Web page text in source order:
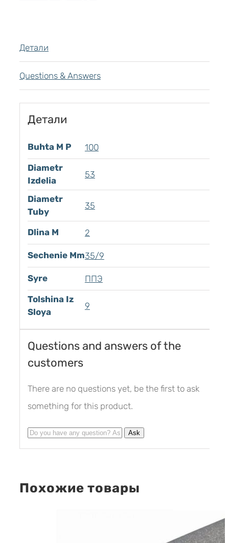
Детали
Questions & Answers
Детали
Buhta M P
100
Diametr
Izdelia
53
Diametr
Tuby
35
Dlina M 2
Sechenie Mm35/9
Syre
ППЭ
Tolshina Iz
Sloya
9
Questions and answers of the
customers
There are no questions yet, be the first to ask
something for this product.
Похожие товары